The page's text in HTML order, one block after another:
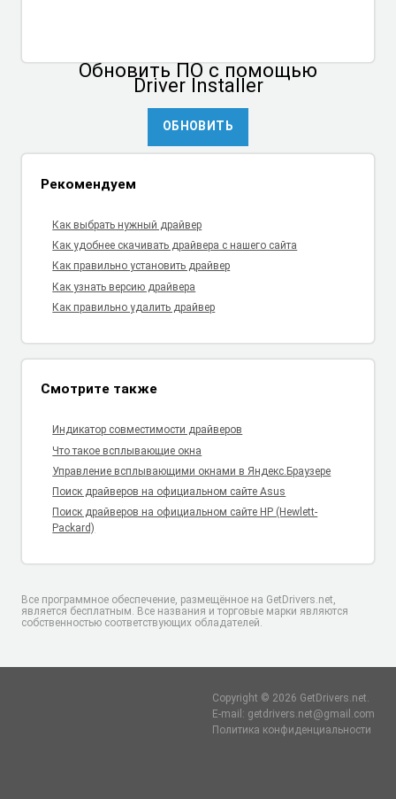
Обновить ПОс помощью
Driver Installer
ОБНОВИТЬ
Рекомендуем
Как выбрать нужный драйвер
Как удобнее скачивать драйвера с нашего сайта
Как правильно установить драйвер
Как узнать версию драйвера
Как правильно удалить драйвер
Смотрите также
Индикатор совместимости драйверов
Что такое всплывающие окна
Управление всплывающими окнами в Яндекс.Браузере
Поиск драйверов на официальном сайте Asus
Поиск драйверов на официальном сайте HP (Hewlett-
Packard)
Все программное обеспечение, размещённое на GetDrivers.net,
является бесплатным. Все названия и торговые марки являются
собственностью соответствующих обладателей.
Copyright © 2026 GetDrivers.net.
E-mail: getdrivers.net@gmail.com
Политика конфиденциальности